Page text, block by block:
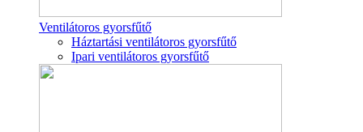
Ventilátoros gyorsfűtő
Háztartási ventilátoros gyorsfűtő
Ipari ventilátoros gyorsfűtő